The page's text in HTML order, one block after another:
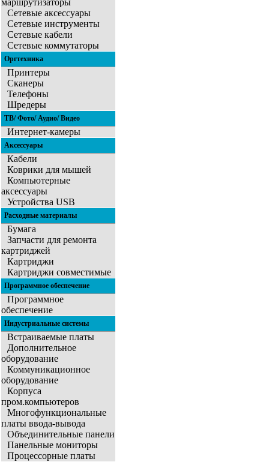
маршрутизаторы
Сетевые аксессуары
Сетевые инструменты
Сетевые кабели
Сетевые коммутаторы
Оргтехника
Принтеры
Сканеры
Телефоны
Шредеры
ТВ/ Фото/ Аудио/ Видео
Интернет-камеры
Аксессуары
Кабели
Коврики для мышей
Компьютерные
аксессуары
Устройства USB
Расходные материалы
Бумага
Запчасти для ремонта
картриджей
Картриджи
Картриджи совместимые
Программное обеспечение
Программное
обеспечение
Индустриальные системы
Встраиваемые платы
Дополнительное
оборудование
Коммуникационное
оборудование
Корпуса
пром.компьютеров
Многофункциональные
платы ввода-вывода
Объединительные панели
Панельные мониторы
Процессорные платы